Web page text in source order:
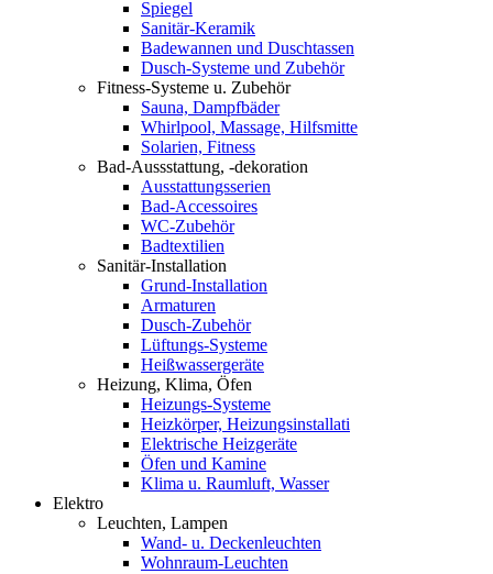
Spiegel
Sanitär-Keramik
Badewannen und Duschtassen
Dusch-Systeme und Zubehör
Fitness-Systeme u. Zubehör
Sauna, Dampfbäder
Whirlpool, Massage, Hilfsmitte
Solarien, Fitness
Bad-Aussstattung, -dekoration
Ausstattungsserien
Bad-Accessoires
WC-Zubehör
Badtextilien
Sanitär-Installation
Grund-Installation
Armaturen
Dusch-Zubehör
Lüftungs-Systeme
Heißwassergeräte
Heizung, Klima, Öfen
Heizungs-Systeme
Heizkörper, Heizungsinstallati
Elektrische Heizgeräte
Öfen und Kamine
Klima u. Raumluft, Wasser
Elektro
Leuchten, Lampen
Wand- u. Deckenleuchten
Wohnraum-Leuchten